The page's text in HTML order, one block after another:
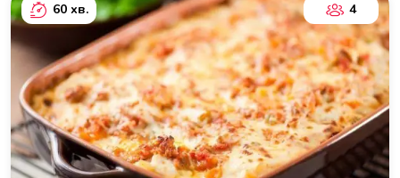
60 хв. 4